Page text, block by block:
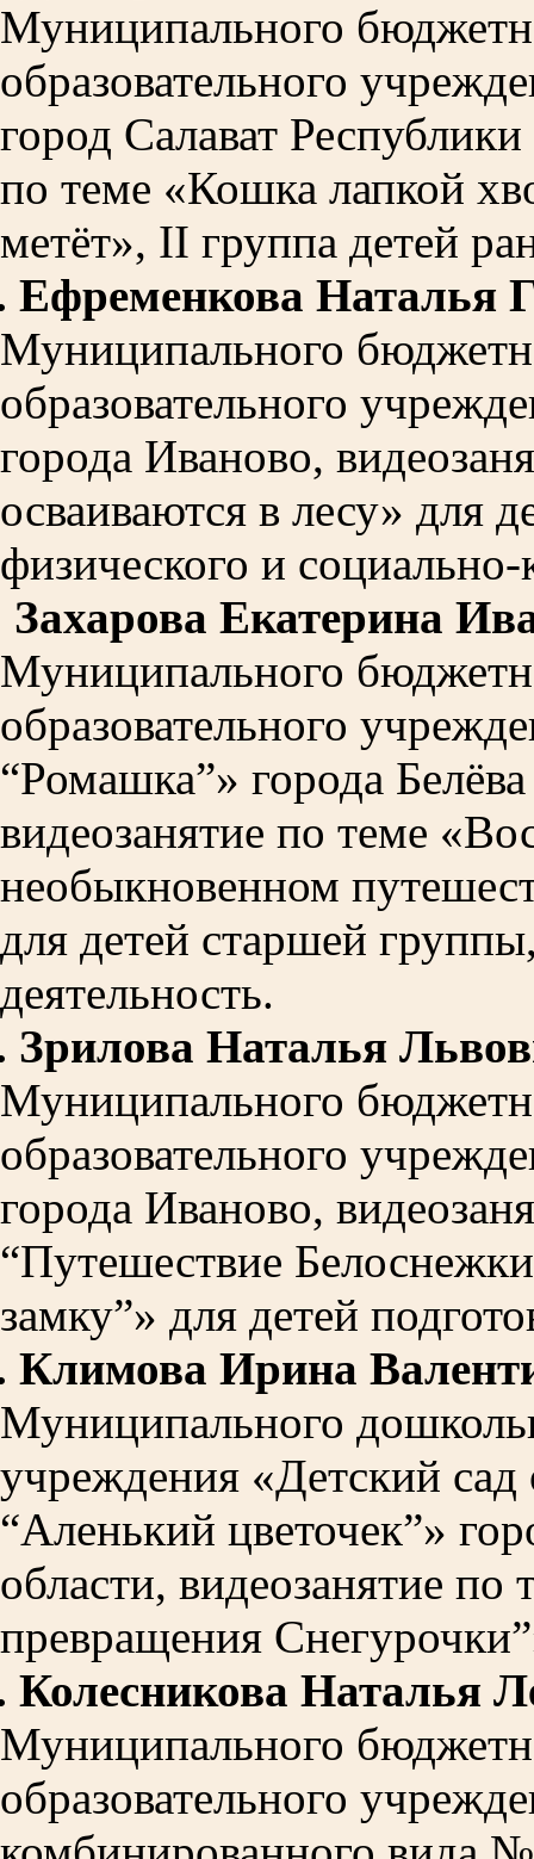
Муниципального
образовательного
город Салават
по теме «Кошка лапкой
метёт», II группа детей
Ефременкова Наталья
Муниципального
образовательного
города Иваново,
осваиваются в лесу» для
физического и
Захарова Екатерина
Муниципального
образовательного
“Ромашка”» города
видеозанятие по теме
необыкновенном
для детей старшей
деятельность.
Зрилова Наталья
Муниципального
образовательного
города Иваново,
“Путешествие
замку”» для детей
Климова Ирина
Муниципального
учреждения «Детский
“Аленький цветочек”»
области, видеозанятие по
превращения
Колесникова Наталья
Муниципального
образовательного